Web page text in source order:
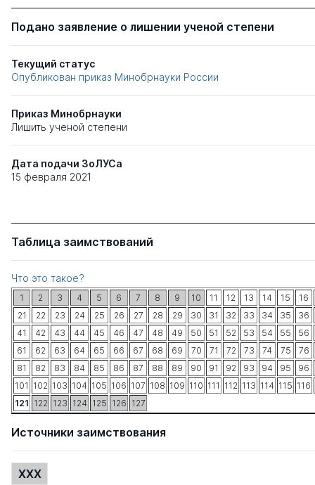
Подано заявление о лишении ученой степени
Текущий статус
Опубликован приказ Минобрнауки России
Приказ Минобрнауки
Лишить ученой степени
Дата подачи ЗоЛУСа
15 февраля 2021
Таблица заимствований
Что это такое?
1 2 3 4 5 6 7 8 9 10 11 12 13 14 15
16
21
22 23 24 25 26 27 28 29 30 31 32 33 34 35
36
41
42 43 44 45 46 47 48 49 50 51 52 53 54 55
56
61
62 63 64 65 66 67 68 69 70 71 72 73 74 75
76
81
82 83 84 85 86 87 88 89 90 91 92 93 94 95
96
101 102 103 104 105 106 107 108 109 110 111 112 113 114 115 116
121 122 123 124 125 126 127
Источники заимствования
XXX